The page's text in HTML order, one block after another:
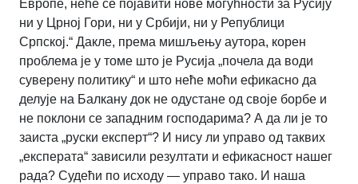
Европе, неће се појавити нове могућности за Русију
ни у Црној Гори, ни у Србији, ни у Републици
Српској.“ Дакле, према мишљењу аутора, корен
проблема је у томе што је Русија „почела да води
суверену политику“ и што неће моћи ефикасно да
делује на Балкану док не одустане од своје борбе и
не поклони се западним господарима? А да ли је то
заиста „руски експерт“? И нису ли управо од таквих
„експерата“ зависили резултати и ефикасност нашег
рада? Судећи по исходу — управо тако. И наша